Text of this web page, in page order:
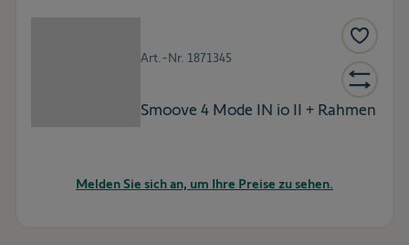
Art.-Nr. 1871345
Smoove 4 Mode IN io II + Rahmen
Melden Sie sich an, um Ihre Preise zu sehen.